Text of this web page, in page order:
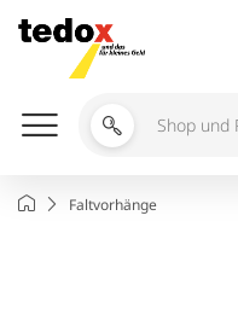
Inhalt
springen
Shop
durchsuchen
StartseiteFaltvorhänge